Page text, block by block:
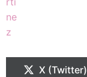
en
X (Twitter)
en